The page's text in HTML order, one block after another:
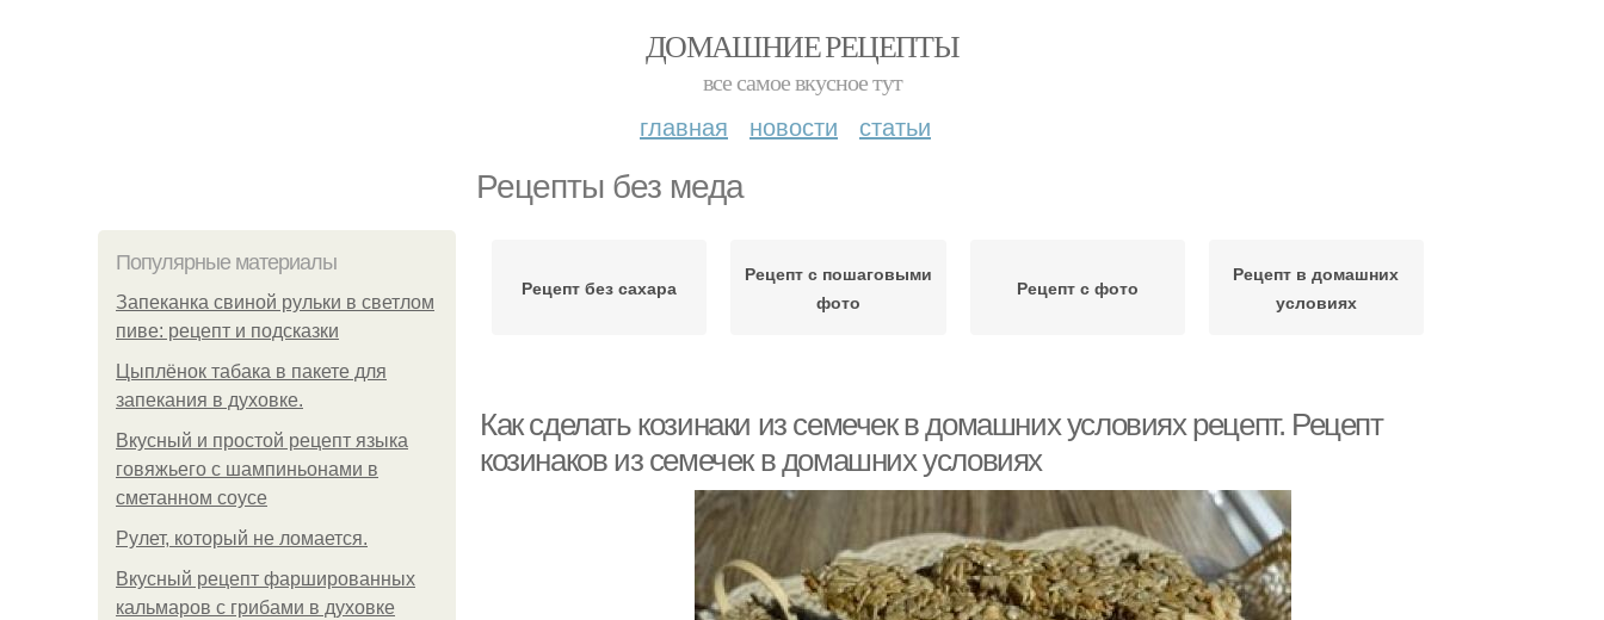
ДОМАШНИЕ РЕЦЕПТЫ
все самое вкусное тут
главная новости статьи
Рецепты без меда
Популярные материалы
Запеканка свиной рульки в светлом
пиве: рецепт и подсказки
Цыплёнок табака в пакете для
запекания в духовке.
Вкусный и простой рецепт языка
говяжьего с шампиньонами в
сметанном соусе
Рулет, который не ломается.
Вкусный рецепт фаршированных
кальмаров с грибами в духовке
Рецепт без сахара
Рецепт с пошаговыми
фото
Рецепт с фото
Рецепт в домашних
условиях
Как сделать козинаки из семечек в домашних условиях рецепт. Рецепт
козинаков из семечек в домашних условиях